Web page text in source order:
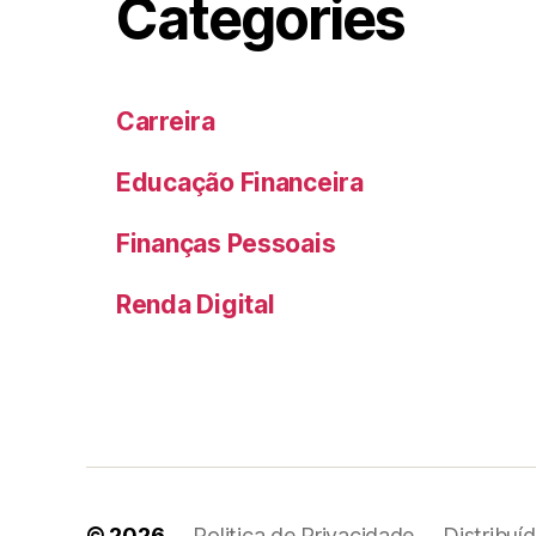
Categories
Carreira
Educação Financeira
Finanças Pessoais
Renda Digital